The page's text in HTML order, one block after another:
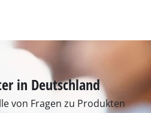
in Deutschland
von Fragen zu Produkten